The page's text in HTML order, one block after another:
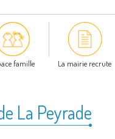
famille La mairie recrute
La Peyrade